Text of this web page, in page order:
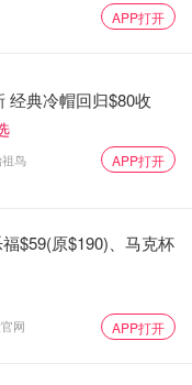
APP打开
经典冷帽回归$80收
鸟 APP打开
$59(原$190)、马克杯
网 APP打开